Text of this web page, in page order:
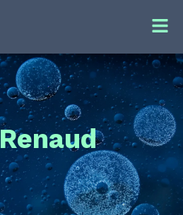
Renaud